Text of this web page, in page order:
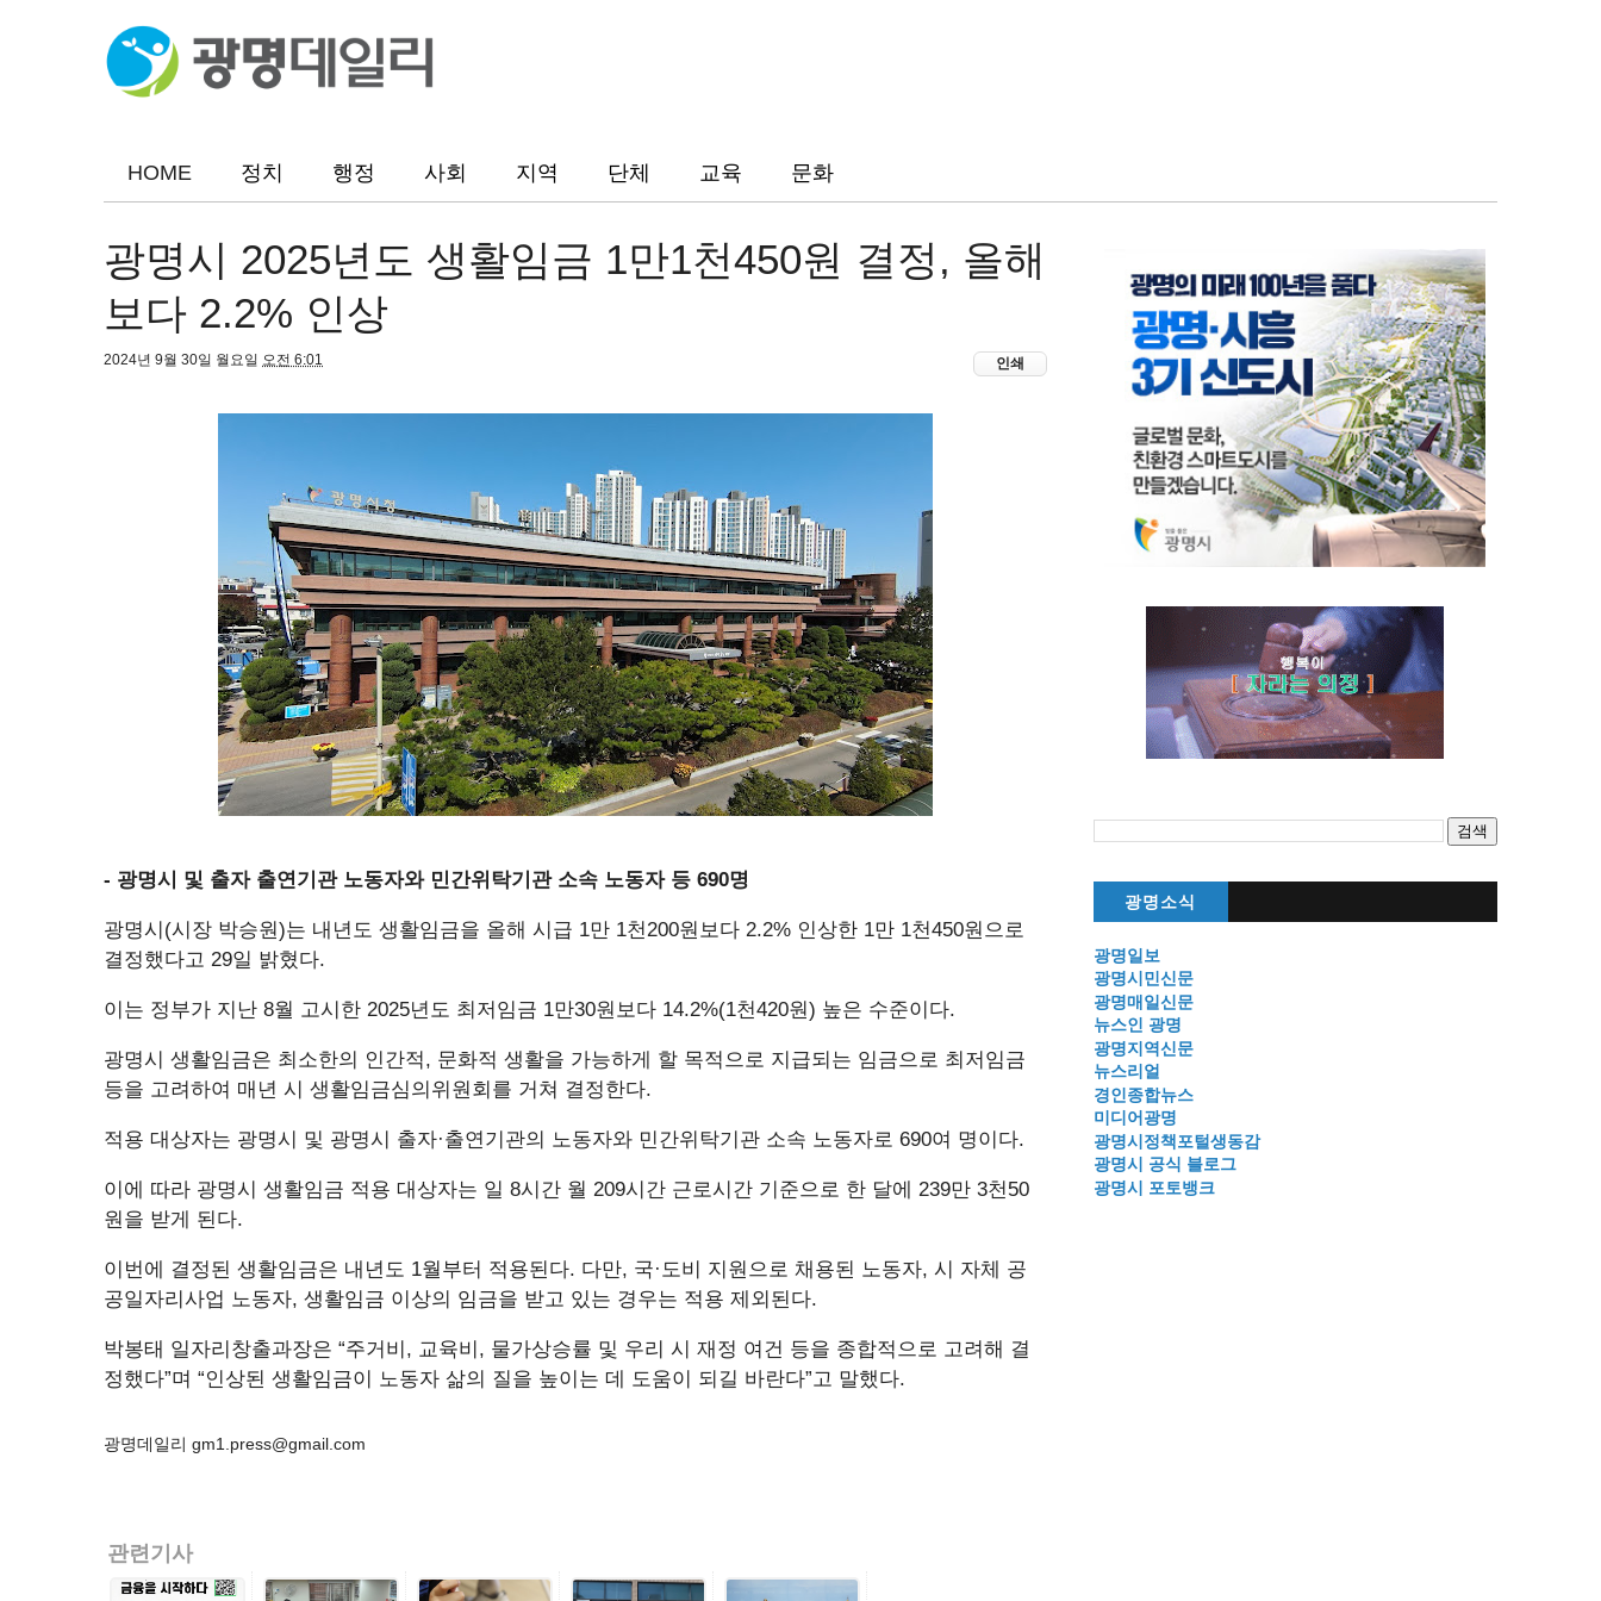
HOME 정치 행정 사회 지역 단체 교육 문화
광명시 2025년도 생활임금 1만1천450원 결정, 올해
보다 2.2% 인상
2024년 9월 30일 월요일 오전 6:01 인쇄
- 광명시 및 출자 출연기관 노동자와 민간위탁기관 소속 노동자 등 690명
광명시(시장 박승원)는 내년도 생활임금을 올해 시급 1만 1천200원보다 2.2% 인상한 1만 1천450원으로
결정했다고 29일 밝혔다.
이는 정부가 지난 8월 고시한 2025년도 최저임금 1만30원보다 14.2%(1천420원) 높은 수준이다.
광명시 생활임금은 최소한의 인간적, 문화적 생활을 가능하게 할 목적으로 지급되는 임금으로 최저임금
등을 고려하여 매년 시 생활임금심의위원회를 거쳐 결정한다.
적용 대상자는 광명시 및 광명시 출자·출연기관의 노동자와 민간위탁기관 소속 노동자로 690여 명이다.
이에 따라 광명시 생활임금 적용 대상자는 일 8시간 월 209시간 근로시간 기준으로 한 달에 239만 3천50
원을 받게 된다.
이번에 결정된 생활임금은 내년도 1월부터 적용된다. 다만, 국·도비 지원으로 채용된 노동자, 시 자체 공
공일자리사업 노동자, 생활임금 이상의 임금을 받고 있는 경우는 적용 제외된다.
박봉태 일자리창출과장은 “주거비, 교육비, 물가상승률 및 우리 시 재정 여건 등을 종합적으로 고려해 결
정했다”며 “인상된 생활임금이 노동자 삶의 질을 높이는 데 도움이 되길 바란다”고 말했다.
광명데일리 gm1.press@gmail.com
관련기사
광명소식
광명일보
광명시민신문
광명매일신문
뉴스인 광명
광명지역신문
뉴스리얼
경인종합뉴스
미디어광명
광명시정책포털생동감
광명시 공식 블로그
광명시 포토뱅크